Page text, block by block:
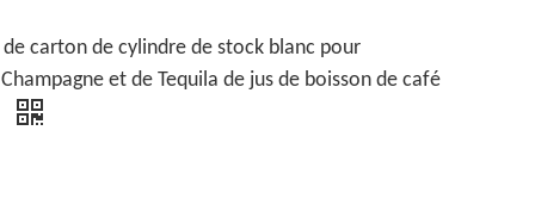
de carton de cylindre de stock blanc pour
et de Tequila de jus de boisson de café